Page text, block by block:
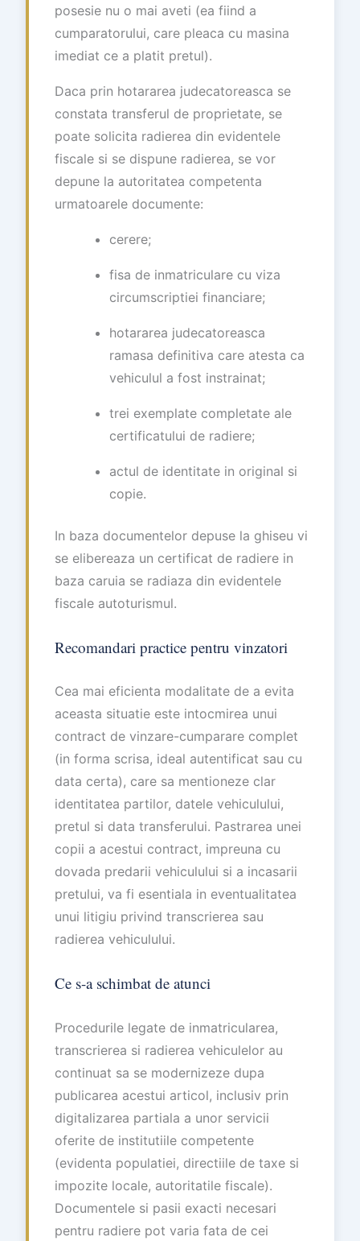
posesie nu o mai aveti (ea fiind a
cumparatorului, care pleaca cu masina
imediat ce a platit pretul).
Daca prin hotararea judecatoreasca se
constata transferul de proprietate, se
poate solicita radierea din evidentele
fiscale si se dispune radierea, se vor
depune la autoritatea competenta
urmatoarele documente:
cerere;
fisa de inmatriculare cu viza
circumscriptiei financiare;
hotararea judecatoreasca
ramasa definitiva care atesta ca
vehiculul a fost instrainat;
trei exemplate completate ale
certificatului de radiere;
actul de identitate in original si
copie.
In baza documentelor depuse la ghiseu vi
se elibereaza un certificat de radiere in
baza caruia se radiaza din evidentele
fiscale autoturismul.
Recomandari practice pentru vinzatori
Cea mai eficienta modalitate de a evita
aceasta situatie este intocmirea unui
contract de vinzare-cumparare complet
(in forma scrisa, ideal autentificat sau cu
data certa), care sa mentioneze clar
identitatea partilor, datele vehiculului,
pretul si data transferului. Pastrarea unei
copii a acestui contract, impreuna cu
dovada predarii vehiculului si a incasarii
pretului, va fi esentiala in eventualitatea
unui litigiu privind transcrierea sau
radierea vehiculului.
Ce s-a schimbat de atunci
Procedurile legate de inmatricularea,
transcrierea si radierea vehiculelor au
continuat sa se modernizeze dupa
publicarea acestui articol, inclusiv prin
digitalizarea partiala a unor servicii
oferite de institutiile competente
(evidenta populatiei, directiile de taxe si
impozite locale, autoritatile fiscale).
Documentele si pasii exacti necesari
pentru radiere pot varia fata de cei